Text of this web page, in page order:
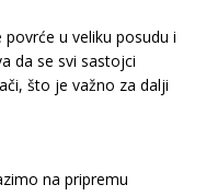
u veliku posudu i
da se svi sastojci
što je važno za dalji
na pripremu